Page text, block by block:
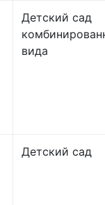
Детский сад
вида
Детский сад